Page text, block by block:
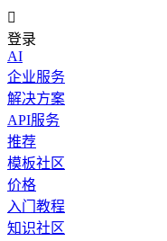

登录
AI
企业服务
解决方案
API服务
推荐
模板社区
价格
入门教程
知识社区